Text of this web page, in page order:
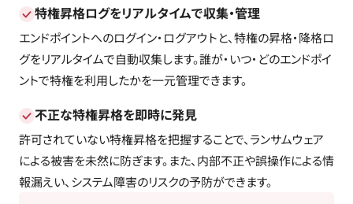
特権昇格ログをリアルタイムで収集・管理
エンドポイントへのログイン・ログアウトと、特権の昇格・降格ロ
グをリアルタイムで自動収集します。誰が・いつ・どのエンドポイ
ントで特権を利用したかを一元管理できます。
不正な特権昇格を即時に発見
許可されていない特権昇格を把握することで、ランサムウェア
による被害を未然に防ぎます。また、内部不正や誤操作による情
報漏えい、システム障害のリスクの予防ができます。